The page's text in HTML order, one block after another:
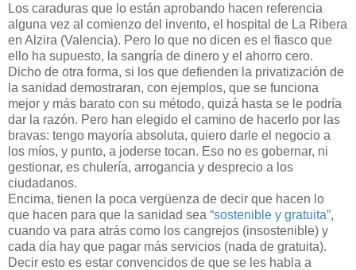
Los caraduras que lo están aprobando hacen referencia
alguna vez al comienzo del invento, el hospital de La Ribera
en Alzira (Valencia). Pero lo que no dicen es el fiasco que
ello ha supuesto, la sangría de dinero y el ahorro cero.
Dicho de otra forma, si los que defienden la privatización de
la sanidad demostraran, con ejemplos, que se funciona
mejor y más barato con su método, quizá hasta se le podría
dar la razón. Pero han elegido el camino de hacerlo por las
bravas: tengo mayoría absoluta, quiero darle el negocio a
los míos, y punto, a joderse tocan. Eso no es gobernar, ni
gestionar, es chulería, arrogancia y desprecio a los
ciudadanos.
Encima, tienen la poca vergüenza de decir que hacen lo
que hacen para que la sanidad sea “sostenible y gratuita”,
cuando va para atrás como los cangrejos (insostenible) y
cada día hay que pagar más servicios (nada de gratuita).
Decir esto es estar convencidos de que se les habla a